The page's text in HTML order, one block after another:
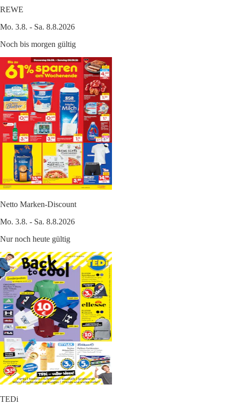
REWE
Mo. 3.8. - Sa. 8.8.2026
Noch bis morgen gültig
Netto Marken-Discount
Mo. 3.8. - Sa. 8.8.2026
Nur noch heute gültig
TEDi